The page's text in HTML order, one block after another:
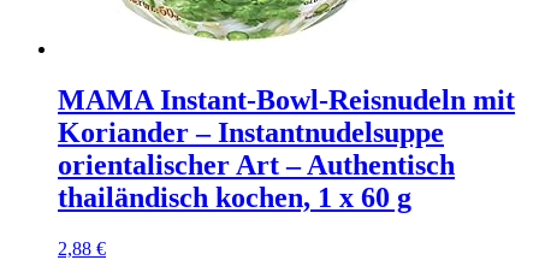
MAMA Instant-Bowl-Reisnudeln mit
Koriander – Instantnudelsuppe
orientalischer Art – Authentisch
thailändisch kochen, 1 x 60 g
2,88 €